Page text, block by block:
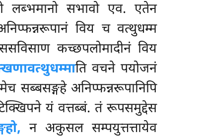
लब्भमानो सभावो एव. एतेन
विय च वत्थुधम्म
ससविसाण कच्छपलोमादीनं विय
ति वचने पयोजनं
सब्बसङ्गहे अनिप्फन्नरूपानिपि
यं वत्तब्बं. तं रूपसमुद्देस
न अकुसल सम्पयुत्तत्तायेव